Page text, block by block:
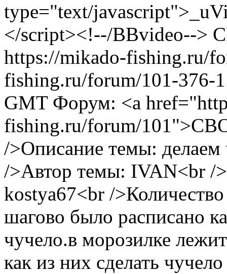
type="text/
</script><!--/BBvideo-->
https://mikado-fishing.ru/
fishing.ru/forum/101-376-
GMT Форум: <a
fishing.ru/forum/
/>Описание темы:
/>Автор темы: IVAN<br /
kostya67<br />Количество
шагово было расписано
чучело.в морозилке
как из них сделать